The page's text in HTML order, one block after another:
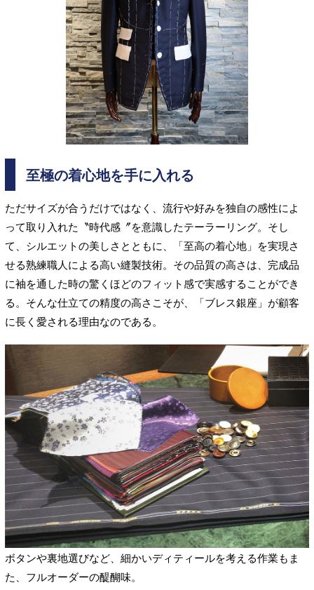
至極の着心地を手に入れる
ただサイズが合うだけではなく、流行や好みを独自の感性によ
って取り入れた〝時代感〞を意識したテーラーリング。そし
て、シルエットの美しさとともに、「至高の着心地」を実現さ
せる熟練職人による高い縫製技術。その品質の高さは、完成品
に袖を通した時の驚くほどのフィット感で実感することができ
る。そんな仕立ての精度の高さこそが、「ブレス銀座」が顧客
に長く愛される理由なのである。
ボタンや裏地選びなど、細かいディティールを考える作業もま
た、フルオーダーの醍醐味。